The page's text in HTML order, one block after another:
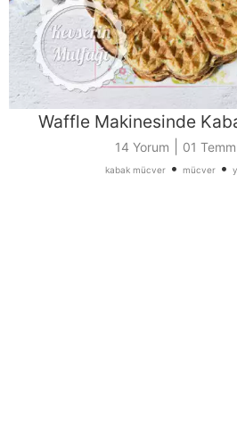
Waffle Makinesinde
14 Yorum 01
kabak mücver• mücver•